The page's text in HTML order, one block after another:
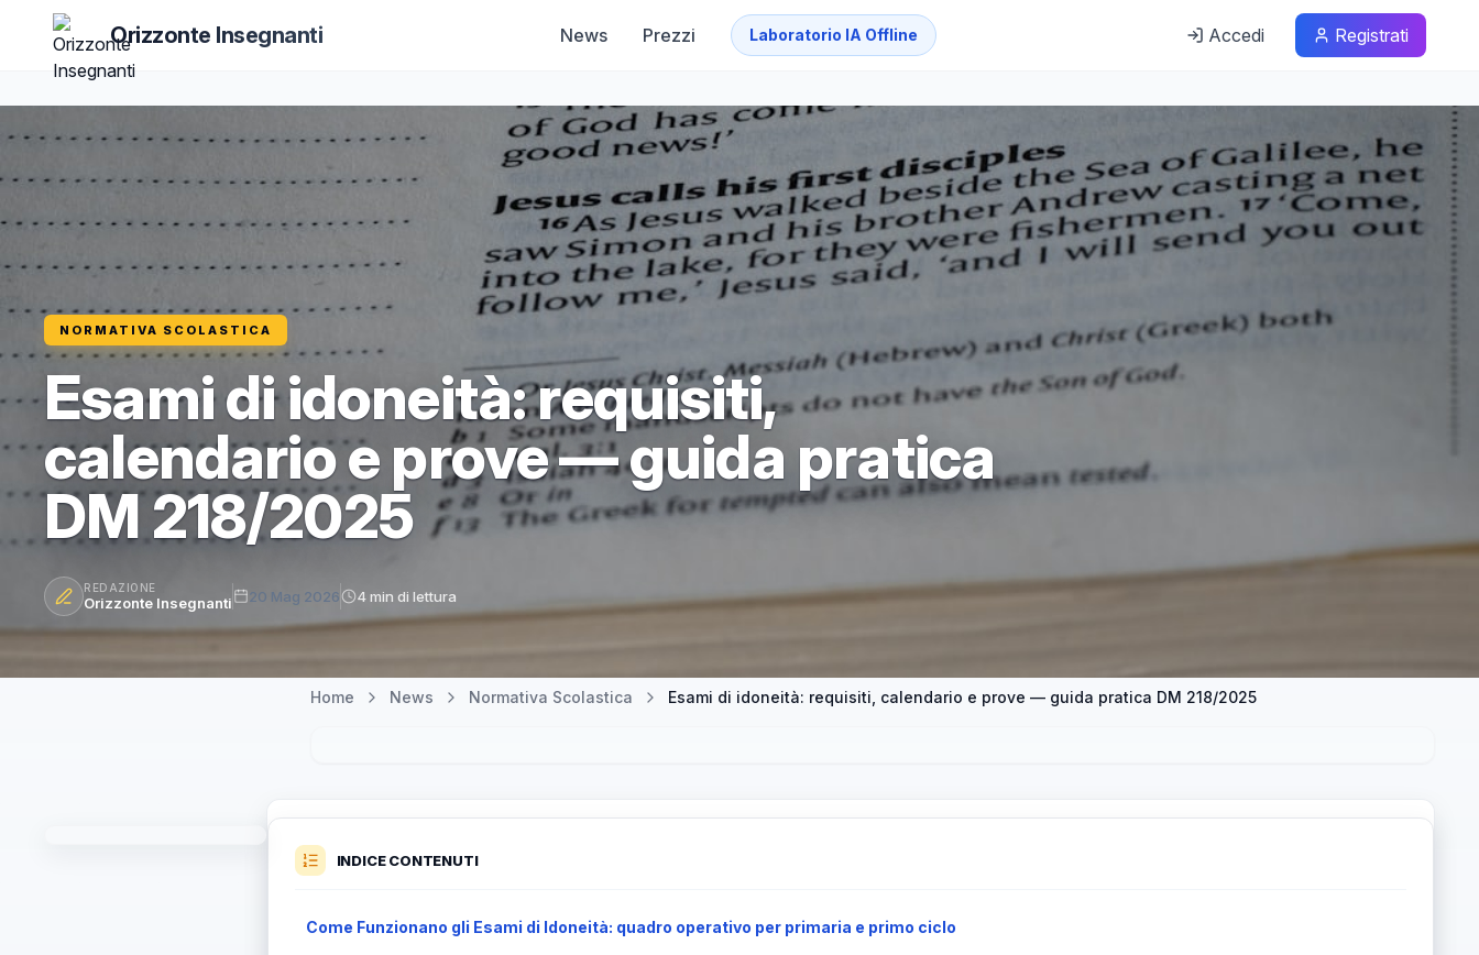
Orizzonte Insegnanti News Prezzi Laboratorio IA Offline Accedi Registrati
NORMATIVA SCOLASTICA
Esami di idoneità: requisiti,
calendario e prove — guida pratica
DM 218/2025
REDAZIONE
Orizzonte Insegnanti 20 Mag 2026 4 min di lettura
Home News Normativa Scolastica Esami di idoneità: requisiti, calendario e prove — guida pratica DM 218/2025
INDICE CONTENUTI
Come Funzionano gli Esami di Idoneità: quadro operativo per primaria e primo ciclo